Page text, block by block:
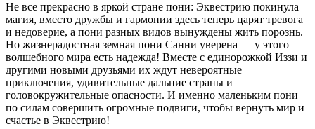
Не все прекрасно в яркой стране пони: Эквестрию покинула
магия, вместо дружбы и гармонии здесь теперь царят тревога
и недоверие, а пони разных видов вынуждены жить порознь.
Но жизнерадостная земная пони Санни уверена — у этого
волшебного мира есть надежда! Вместе с единорожкой Иззи и
другими новыми друзьями их ждут невероятные
приключения, удивительные дальние страны и
головокружительные опасности. И именно маленьким пони
по силам совершить огромные подвиги, чтобы вернуть мир и
счастье в Эквестрию!